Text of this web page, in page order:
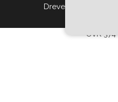
Drevet af
CVR